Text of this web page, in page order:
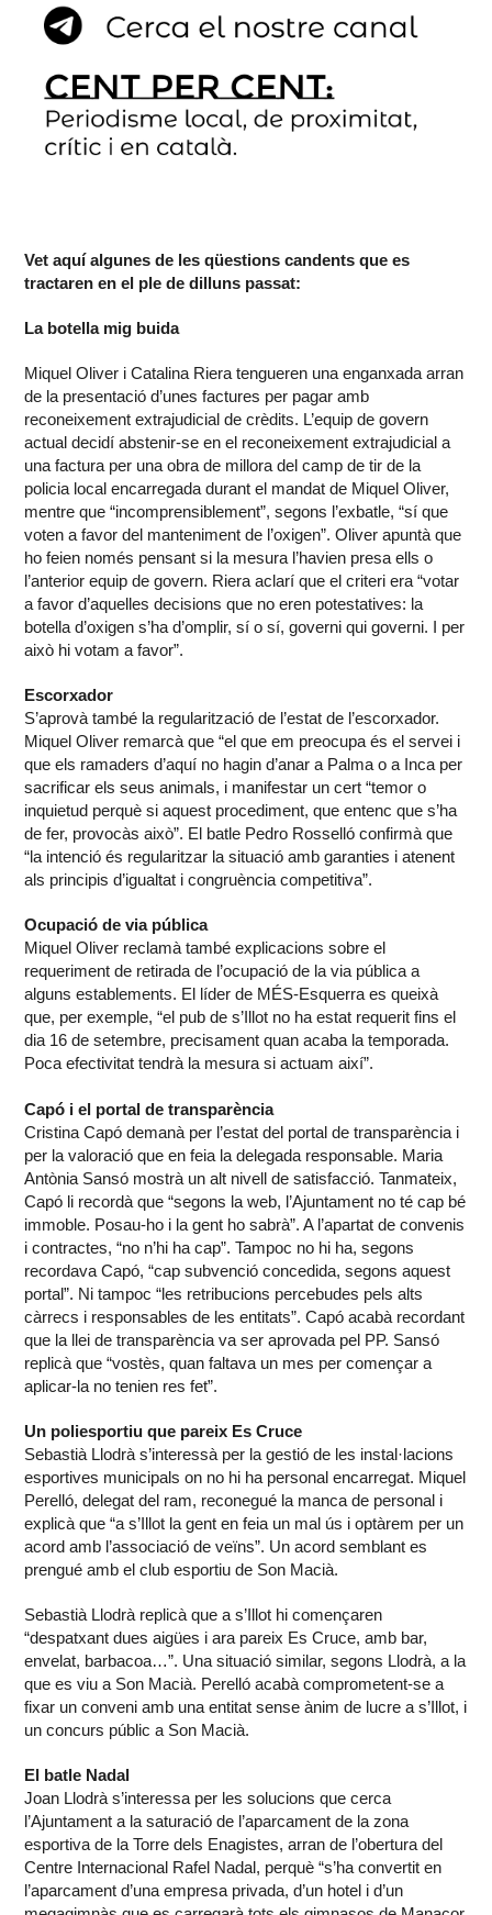
Vet aquí algunes de les qüestions candents que es
tractaren en el ple de dilluns passat:
La botella mig buida
Miquel Oliver i Catalina Riera tengueren una enganxada arran
de la presentació d’unes factures per pagar amb
reconeixement extrajudicial de crèdits. L’equip de govern
actual decidí abstenir-se en el reconeixement extrajudicial a
una factura per una obra de millora del camp de tir de la
policia local encarregada durant el mandat de Miquel Oliver,
mentre que “incomprensiblement”, segons l’exbatle, “sí que
voten a favor del manteniment de l’oxigen”. Oliver apuntà que
ho feien només pensant si la mesura l’havien presa ells o
l’anterior equip de govern. Riera aclarí que el criteri era “votar
a favor d’aquelles decisions que no eren potestatives: la
botella d’oxigen s’ha d’omplir, sí o sí, governi qui governi. I per
això hi votam a favor”.
Escorxador
S’aprovà també la regularització de l’estat de l’escorxador.
Miquel Oliver remarcà que “el que em preocupa és el servei i
que els ramaders d’aquí no hagin d’anar a Palma o a Inca per
sacrificar els seus animals, i manifestar un cert “temor o
inquietud perquè si aquest procediment, que entenc que s’ha
de fer, provocàs això”. El batle Pedro Rosselló confirmà que
“la intenció és regularitzar la situació amb garanties i atenent
als principis d’igualtat i congruència competitiva”.
Ocupació de via pública
Miquel Oliver reclamà també explicacions sobre el
requeriment de retirada de l’ocupació de la via pública a
alguns establements. El líder de MÉS-Esquerra es queixà
que, per exemple, “el pub de s’Illot no ha estat requerit fins el
dia 16 de setembre, precisament quan acaba la temporada.
Poca efectivitat tendrà la mesura si actuam així”.
Capó i el portal de transparència
Cristina Capó demanà per l’estat del portal de transparència i
per la valoració que en feia la delegada responsable. Maria
Antònia Sansó mostrà un alt nivell de satisfacció. Tanmateix,
Capó li recordà que “segons la web, l’Ajuntament no té cap bé
immoble. Posau-ho i la gent ho sabrà”. A l’apartat de convenis
i contractes, “no n’hi ha cap”. Tampoc no hi ha, segons
recordava Capó, “cap subvenció concedida, segons aquest
portal”. Ni tampoc “les retribucions percebudes pels alts
càrrecs i responsables de les entitats”. Capó acabà recordant
que la llei de transparència va ser aprovada pel PP. Sansó
replicà que “vostès, quan faltava un mes per començar a
aplicar-la no tenien res fet”.
Un poliesportiu que pareix Es Cruce
Sebastià Llodrà s’interessà per la gestió de les instal·lacions
esportives municipals on no hi ha personal encarregat. Miquel
Perelló, delegat del ram, reconegué la manca de personal i
explicà que “a s’Illot la gent en feia un mal ús i optàrem per un
acord amb l’associació de veïns”. Un acord semblant es
prengué amb el club esportiu de Son Macià.
Sebastià Llodrà replicà que a s’Illot hi començaren
“despatxant dues aigües i ara pareix Es Cruce, amb bar,
envelat, barbacoa…”. Una situació similar, segons Llodrà, a la
que es viu a Son Macià. Perelló acabà comprometent-se a
fixar un conveni amb una entitat sense ànim de lucre a s’Illot, i
un concurs públic a Son Macià.
El batle Nadal
Joan Llodrà s’interessa per les solucions que cerca
l’Ajuntament a la saturació de l’aparcament de la zona
esportiva de la Torre dels Enagistes, arran de l’obertura del
Centre Internacional Rafel Nadal, perquè “s’ha convertit en
l’aparcament d’una empresa privada, d’un hotel i d’un